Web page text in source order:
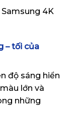
– tối của
độ sáng hiển
lớn và
những